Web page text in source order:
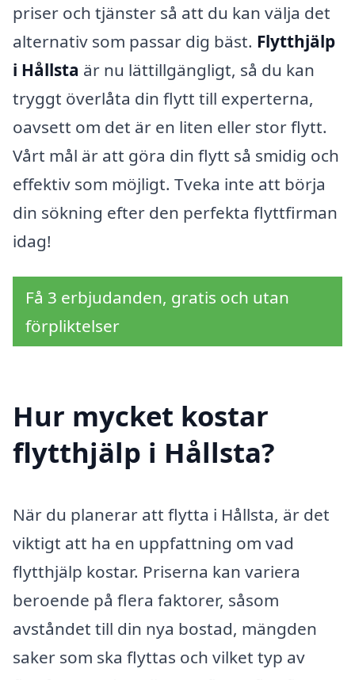
priser och tjänster så att du kan välja det
alternativ som passar dig bäst. Flytthjälp
i Hållsta är nu lättillgängligt, så du kan
tryggt överlåta din flytt till experterna,
oavsett om det är en liten eller stor flytt.
Vårt mål är att göra din flytt så smidig och
effektiv som möjligt. Tveka inte att börja
din sökning efter den perfekta flyttfirman
idag!
Få 3 erbjudanden, gratis och utan
förpliktelser
Hur mycket kostar
flytthjälp i Hållsta?
När du planerar att flytta i Hållsta, är det
viktigt att ha en uppfattning om vad
flytthjälp kostar. Priserna kan variera
beroende på flera faktorer, såsom
avståndet till din nya bostad, mängden
saker som ska flyttas och vilket typ av